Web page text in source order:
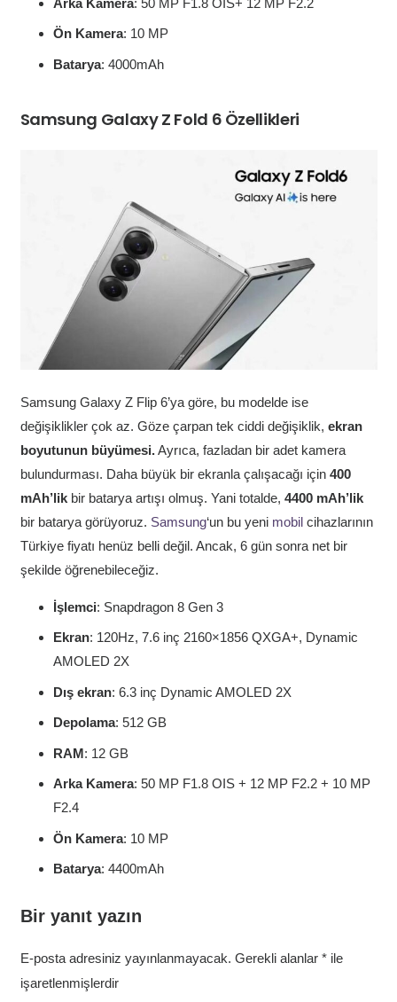
Arka Kamera: 50 MP F1.8 OIS+ 12 MP F2.2
Ön Kamera: 10 MP
Batarya: 4000mAh
Samsung Galaxy Z Fold 6 Özellikleri
Samsung Galaxy Z Flip 6’ya göre, bu modelde ise
değişiklikler çok az. Göze çarpan tek ciddi değişiklik, ekran
boyutunun büyümesi.Ayrıca, fazladan bir adet kamera
bulundurması. Daha büyük bir ekranla çalışacağı için 400
mAh’likbir batarya artışı olmuş. Yani totalde, 4400 mAh’lik
bir batarya görüyoruz. Samsung‘un bu yeni mobilcihazlarının
Türkiye fiyatı henüz belli değil. Ancak, 6 gün sonra net bir
şekilde öğrenebileceğiz.
İşlemci: Snapdragon 8 Gen 3
Ekran: 120Hz, 7.6 inç 2160×1856 QXGA+, Dynamic
AMOLED 2X
Dış ekran: 6.3 inç Dynamic AMOLED 2X
Depolama: 512 GB
RAM: 12 GB
Arka Kamera: 50 MP F1.8 OIS + 12 MP F2.2 + 10 MP
F2.4
Ön Kamera: 10 MP
Batarya: 4400mAh
Bir yanıt yazın
E-posta adresiniz yayınlanmayacak. Gerekli alanlar *ile
işaretlenmişlerdir